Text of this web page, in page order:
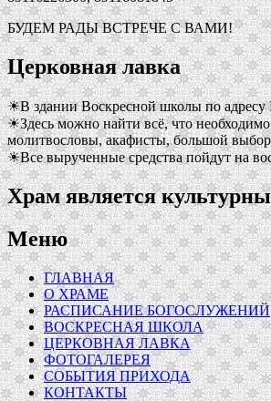
БУДЕМ РАДЫ ВСТРЕЧЕ С ВАМИ!
Церковная лавка
☀В здании Воскресной школы по адресу
☀Здесь можно найти всё, что
молитвословы, акафисты, большой
☀Все вырученные средства пойдут на
Храм является
Меню
ГЛАВНАЯ
О ХРАМЕ
РАСПИСАНИЕ БОГОСЛУЖЕНИЙ
ВОСКРЕСНАЯ ШКОЛА
ЦЕРКОВНАЯ ЛАВКА
ФОТОГАЛЕРЕЯ
СОБЫТИЯ ПРИХОДА
КОНТАКТЫ